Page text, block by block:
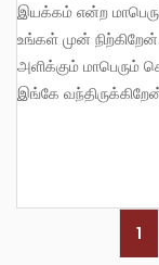
இயக்கம் என்ற
உங்கள் முன்
அளிக்கும் மாபெரும்
இங்கே
1